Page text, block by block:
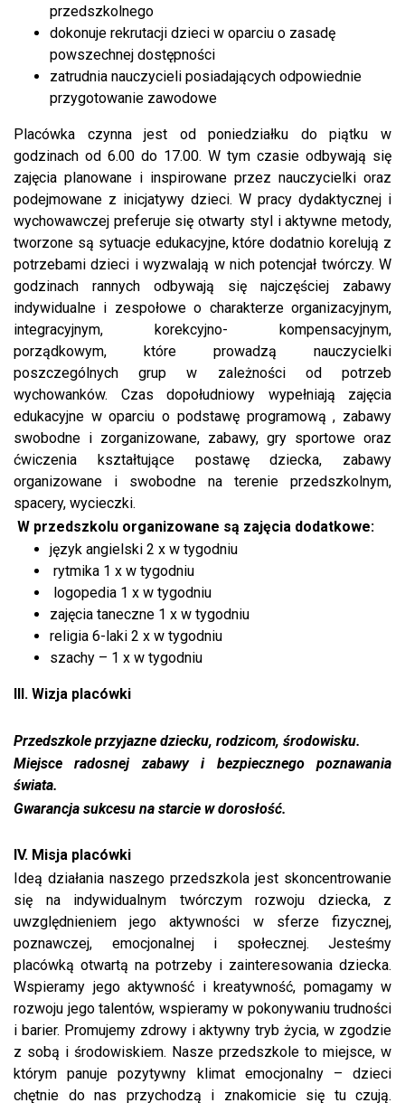
przedszkolnego
dokonuje rekrutacji dzieci w oparciu o zasadę
powszechnej dostępności
zatrudnia nauczycieli posiadających odpowiednie
przygotowanie zawodowe
Placówka czynna jest od poniedziałku do piątku w
godzinach od 6.00 do 17.00. W tym czasie odbywają się
zajęcia planowane i inspirowane przez nauczycielki oraz
podejmowane z inicjatywy dzieci. W pracy dydaktycznej i
wychowawczej preferuje się otwarty styl i aktywne metody,
tworzone są sytuacje edukacyjne, które dodatnio korelują z
potrzebami dzieci i wyzwalają w nich potencjał twórczy. W
godzinach rannych odbywają się najczęściej zabawy
indywidualne i zespołowe o charakterze organizacyjnym,
integracyjnym, korekcyjno- kompensacyjnym,
porządkowym, które prowadzą nauczycielki
poszczególnych grup w zależności od potrzeb
wychowanków. Czas dopołudniowy wypełniają zajęcia
edukacyjne w oparciu o podstawę programową , zabawy
swobodne i zorganizowane, zabawy, gry sportowe oraz
ćwiczenia kształtujące postawę dziecka, zabawy
organizowane i swobodne na terenie przedszkolnym,
spacery, wycieczki.
W przedszkolu organizowane są zajęcia dodatkowe:
język angielski 2 x w tygodniu
rytmika 1 x w tygodniu
logopedia 1 x w tygodniu
zajęcia taneczne 1 x w tygodniu
religia 6-laki 2 x w tygodniu
szachy – 1 x w tygodniu
III. Wizja placówki
Przedszkole przyjazne dziecku, rodzicom, środowisku.
Miejsce radosnej zabawy i bezpiecznego poznawania
świata.
Gwarancja sukcesu na starcie w dorosłość.
IV. Misja placówki
Ideą działania naszego przedszkola jest skoncentrowanie
się na indywidualnym twórczym rozwoju dziecka, z
uwzględnieniem jego aktywności w sferze fizycznej,
poznawczej, emocjonalnej i społecznej. Jesteśmy
placówką otwartą na potrzeby i zainteresowania dziecka.
Wspieramy jego aktywność i kreatywność, pomagamy w
rozwoju jego talentów, wspieramy w pokonywaniu trudności
i barier. Promujemy zdrowy i aktywny tryb życia, w zgodzie
z sobą i środowiskiem. Nasze przedszkole to miejsce, w
którym panuje pozytywny klimat emocjonalny – dzieci
chętnie do nas przychodzą i znakomicie się tu czują.